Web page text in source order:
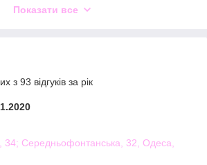
косметику провідних брендів.
і
Показати все
з 93 відгуків за рік
34; Середньофонтанська, 32, Одеса,